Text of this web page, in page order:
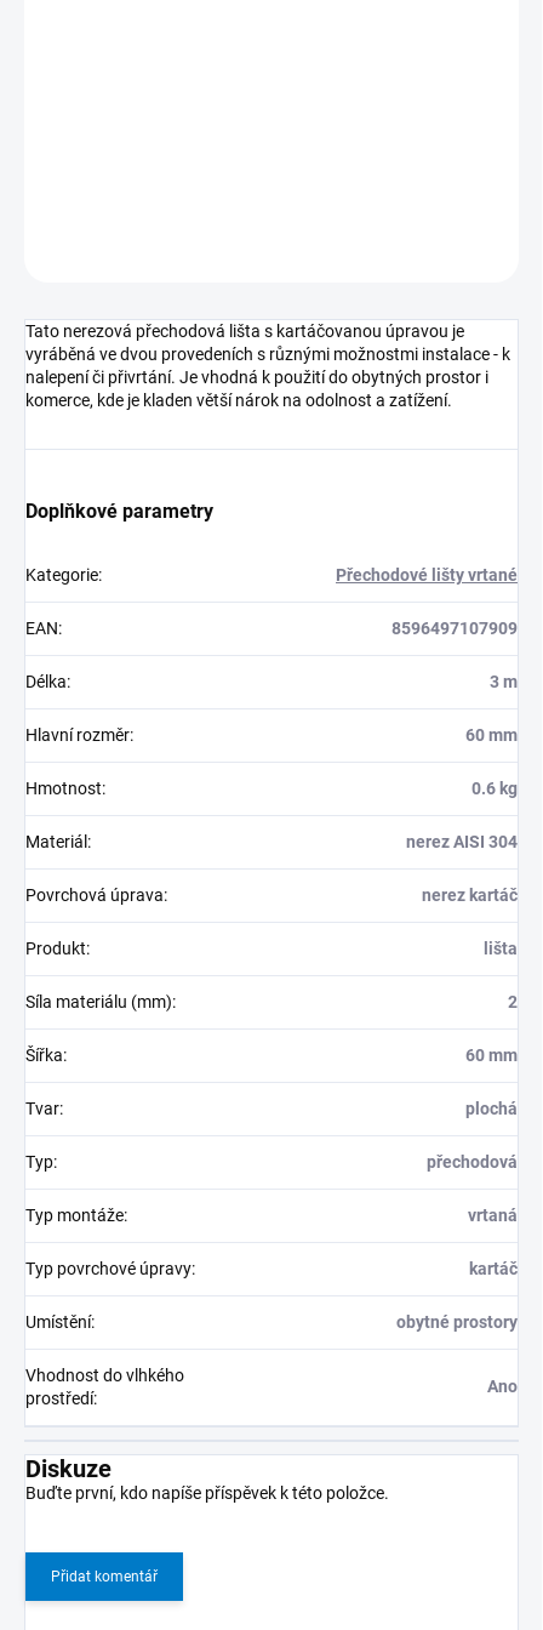
Tato nerezová přechodová lišta s kartáčovanou úpravou je
vyráběná ve dvou provedeních s různými možnostmi instalace - k
nalepení či přivrtání. Je vhodná k použití do obytných prostor i
komerce, kde je kladen větší nárok na odolnost a zatížení.
Doplňkové parametry
Kategorie: Přechodové lišty vrtané
EAN: 8596497107909
Délka: 3 m
Hlavní rozměr: 60 mm
Hmotnost: 0.6 kg
Materiál : nerez AISI 304
Povrchová úprava: nerez kartáč
Produkt: lišta
Síla materiálu (mm): 2
Šířka: 60 mm
Tvar: plochá
Typ: přechodová
Typ montáže: vrtaná
Typ povrchové úpravy: kartáč
Umístění: obytné prostory
Vhodnost do vlhkého
prostředí:
Ano
Diskuze
Buďte první, kdo napíše příspěvek k této položce.
Přidat komentář